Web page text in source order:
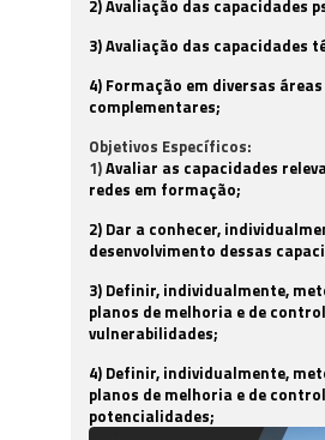
2) Avaliação das capacidades
3) Avaliação das capacidades
4) Formação em diversas áreas
complementares;
Objetivos Específicos:
1)Avaliar as capacidades
redes em formação;
2) Dar a conhecer,
desenvolvimento dessas
3) Definir, individualmente,
planos de melhoria e de
vulnerabilidades;
4) Definir, individualmente,
planos de melhoria e de
potencialidades;